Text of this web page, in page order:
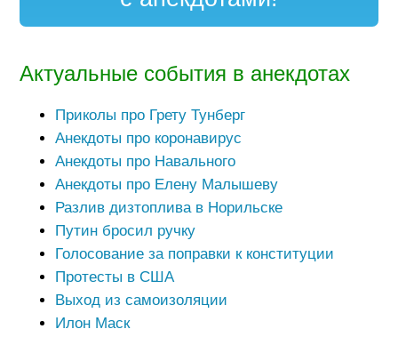
Актуальные события в анекдотах
Приколы про Грету Тунберг
Анекдоты про коронавирус
Анекдоты про Навального
Анекдоты про Елену Малышеву
Разлив дизтоплива в Норильске
Путин бросил ручку
Голосование за поправки к конституции
Протесты в США
Выход из самоизоляции
Илон Маск